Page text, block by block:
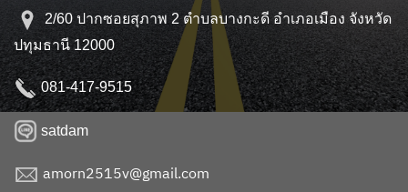
2/60 ปากซอยสุภาพ 2 ตำบลบางกะดี อำเภอเมือง จังหวัด
ปทุมธานี 12000
081-417-9515
satdam
amorn2515v@gmail.com